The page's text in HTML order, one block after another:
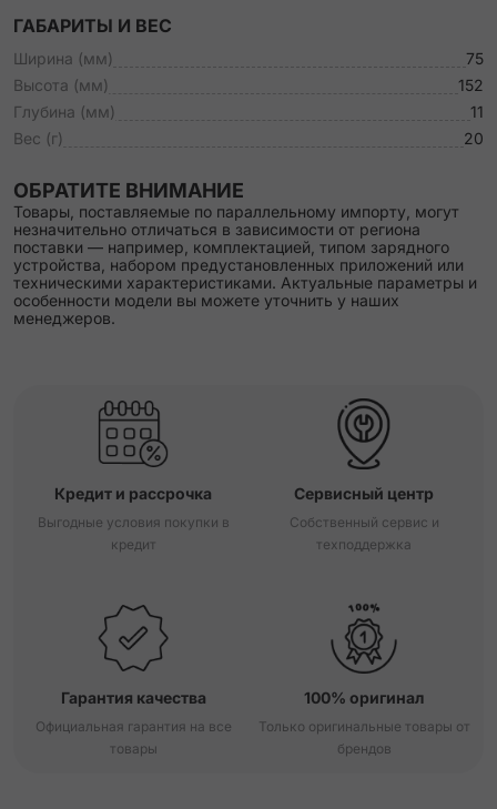
ГАБАРИТЫ И ВЕС
Ширина (мм)
75
Высота (мм)
152
Глубина (мм)
11
Вес (г)
20
ОБРАТИТЕ ВНИМАНИЕ
Товары, поставляемые по параллельному импорту, могут
незначительно отличаться в зависимости от региона
поставки — например, комплектацией, типом зарядного
устройства, набором предустановленных приложений или
техническими характеристиками. Актуальные параметры и
особенности модели вы можете уточнить у наших
менеджеров.
Кредит и рассрочка
Выгодные условия покупки в
кредит
Сервисный центр
Собственный сервис и
техподдержка
Гарантия качества
Официальная гарантия на все
товары
100% оригинал
Только оригинальные товары от
брендов